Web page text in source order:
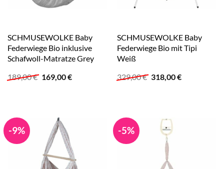
SCHMUSEWOLKE Baby
Federwiege Bio inklusive
Schafwoll-Matratze Grey
189,00€ Ursprünglicher
169,00€Aktueller
SCHMUSEWOLKE Baby
Federwiege Bio mit Tipi
Weiß
329,00€ Ursprünglicher
318,00€Aktueller
-9% -5%